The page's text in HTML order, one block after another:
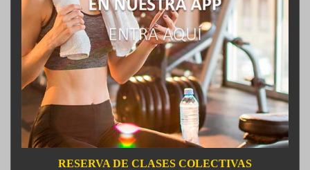
RESERVA DE CLASES COLECTIVAS